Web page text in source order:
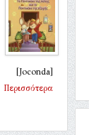
[Joconda]
Περισσότερα